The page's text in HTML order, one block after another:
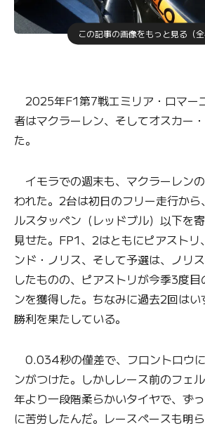
この記事の画像をもっと見る（全
2025年F1第7戦エミリア・ロマー
者はマクラーレン、そしてオスカー
た。
イモラでの週末も、マクラーレン
われた。2台は初日のフリー走行から
ルスタッペン（レッドブル）以下を
見せた。FP1、2はともにピアスト
ンド・ノリス、そして予選は、ノリ
したものの、ピアストリが今季3度目
ンを獲得した。ちなみに過去2回はい
勝利を果たしている。
0.034秒の僅差で、フロントロウ
ンがつけた。しかしレース前のフェ
年より一段階柔らかいタイヤで、ず
に苦労したんだ。レースペースも明